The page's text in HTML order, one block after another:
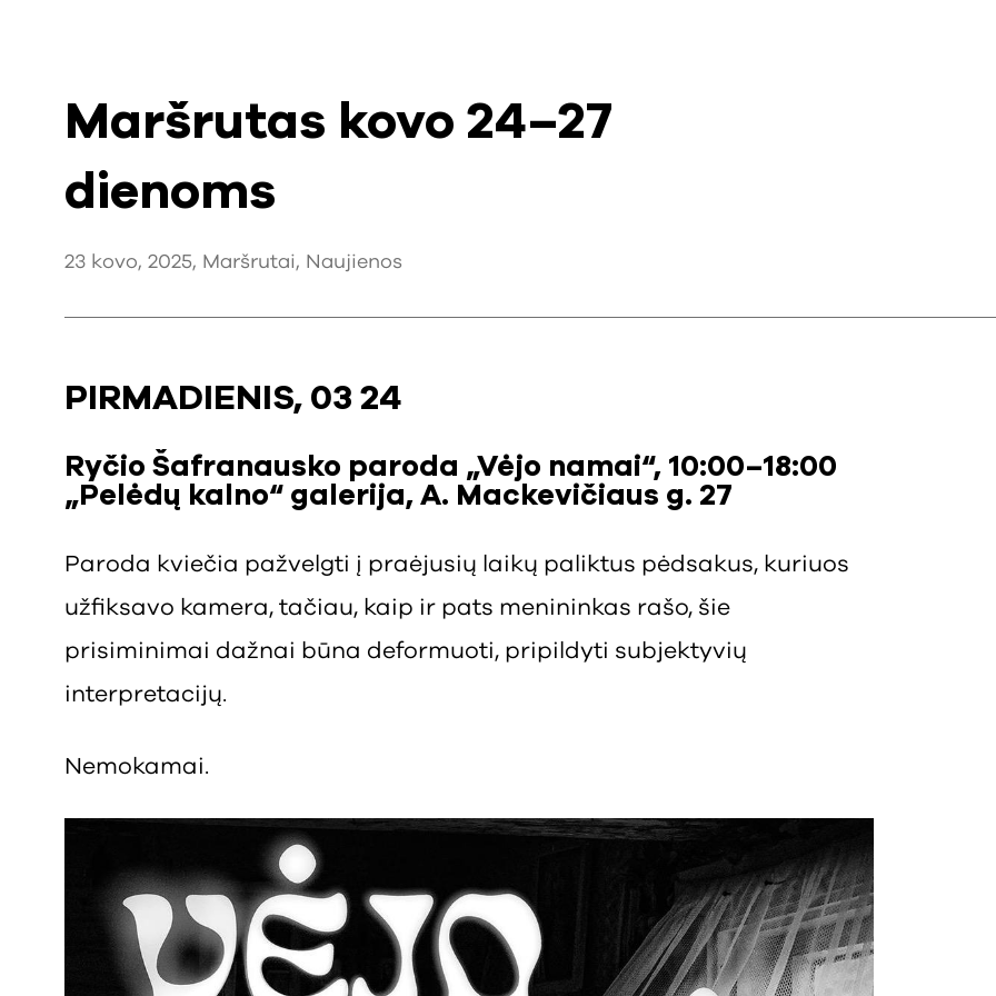
Maršrutas kovo 24–27
dienoms
23 kovo, 2025, Maršrutai, Naujienos
PIRMADIENIS, 03 24
Ryčio Šafranausko paroda „Vėjo namai“, 10:00–18:00
„Pelėdų kalno“ galerija, A. Mackevičiaus g. 27
Paroda kviečia pažvelgti į praėjusių laikų paliktus pėdsakus, kuriuos
užfiksavo kamera, tačiau, kaip ir pats menininkas rašo, šie
prisiminimai dažnai būna deformuoti, pripildyti subjektyvių
interpretacijų.
Nemokamai.